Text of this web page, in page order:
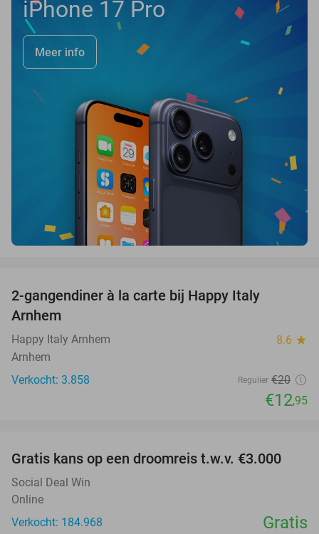
iPhone 17 Pro
Meer info
2-gangendiner à la carte bij Happy Italy
Arnhem
Happy Italy Arnhem 8.6 star
Arnhem
Verkocht: 3.858
Regulier €20
€12,95
Gratis kans op een droomreis t.w.v. €3.000
Social Deal Win
Online
Verkocht: 184.968
Gratis